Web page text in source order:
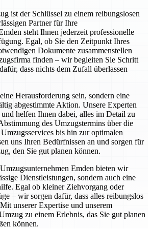
ist der Schlüssel zu einem reibungslosen
Partner für Ihre
steht Ihnen jederzeit professionelle
Egal, ob Sie den Zeitpunkt Ihres
Dokumente zusammenstellen
finden – wir begleiten Sie Schritt
dass nichts dem Zufall überlassen
Herausforderung sein, sondern eine
abgestimmte Aktion. Unsere Experten
helfen Ihnen dabei, alles im Detail zu
des Umzugstermins über die
bis hin zur optimalen
uns Ihren Bedürfnissen an und sorgen für
den Sie gut planen können.
Emden bieten wir
Dienstleistungen, sondern auch eine
Egal ob kleiner Ziehvorgang oder
– wir sorgen dafür, dass alles reibungslos
unserer Expertise und unserem
zu einem Erlebnis, das Sie gut planen
können.